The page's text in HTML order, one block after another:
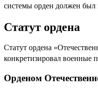
системы орден должен был
Статут ордена
Статут ордена
конкретизировал военные
Орденом